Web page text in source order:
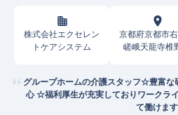
株式会社エクセレン
トケアシステム
京都府京都市
嵯峨天龍寺椎
グループホームの介護スタッフ☆豊富な
心 ☆福利厚生が充実しておりワークラ
て働けます